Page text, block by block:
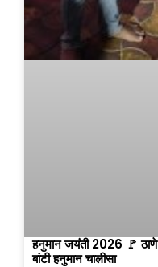
हनुमान जयंती 2026 🚩 ठाणे
बांटी हनुमान चालीसा